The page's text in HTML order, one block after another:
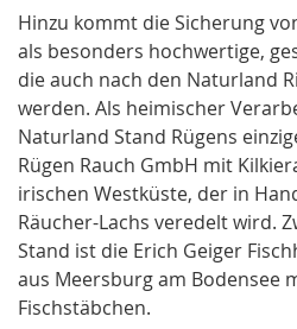
Hinzu kommt die Sicherung
als besonders hochwertige,
die auch nach den Naturland
werden. Als heimischer
Naturland Stand Rügens
Rügen Rauch GmbH mit
irischen Westküste, der in
Räucher-Lachs veredelt wird.
Stand ist die Erich Geiger
aus Meersburg am Bodensee
Fischstäbchen.